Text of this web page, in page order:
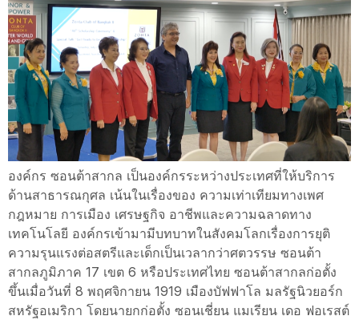
องค์กร ซอนต้าสากล เป็นองค์กรระหว่างประเทศที่ให้บริการ
ด้านสาธารณกุศล เน้นในเรื่องของ ความเท่าเทียมทางเพศ
กฎหมาย การเมือง เศรษฐกิจ อาชีพและความฉลาดทาง
เทคโนโลยี องค์กรเข้ามามีบทบาทในสังคมโลกเรื่องการยุติ
ความรุนแรงต่อสตรีและเด็กเป็นเวลากว่าศตวรรษ ซอนต้า
สากลภูมิภาค 17 เขต 6 หรือประเทศไทย ซอนต้าสากลก่อตั้ง
ขึ้นเมื่อวันที่ 8 พฤศจิกายน 1919 เมืองบัฟฟาโล มลรัฐนิวยอร์ก
สหรัฐอเมริกา โดยนายกก่อตั้ง ซอนเชี่ยน แมเรียน เดอ ฟอเรสต์